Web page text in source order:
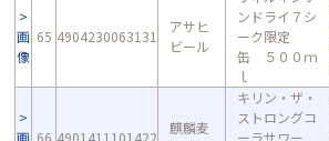
画
像
65 4904230063131
アサヒ
ビール
ンドライ７シ
ーク限定
缶 ５００ｍ
ｌ
画 66 4901411101422
麒麟麦
キリン・ザ・
ストロングコ
ーラサワー